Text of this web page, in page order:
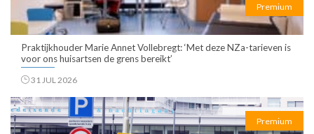
Premium
Praktijkhouder Marie Annet Vollebregt: ‘Met deze NZa-tarieven is
voor ons huisartsen de grens bereikt’
31 JUL 2026
Premium